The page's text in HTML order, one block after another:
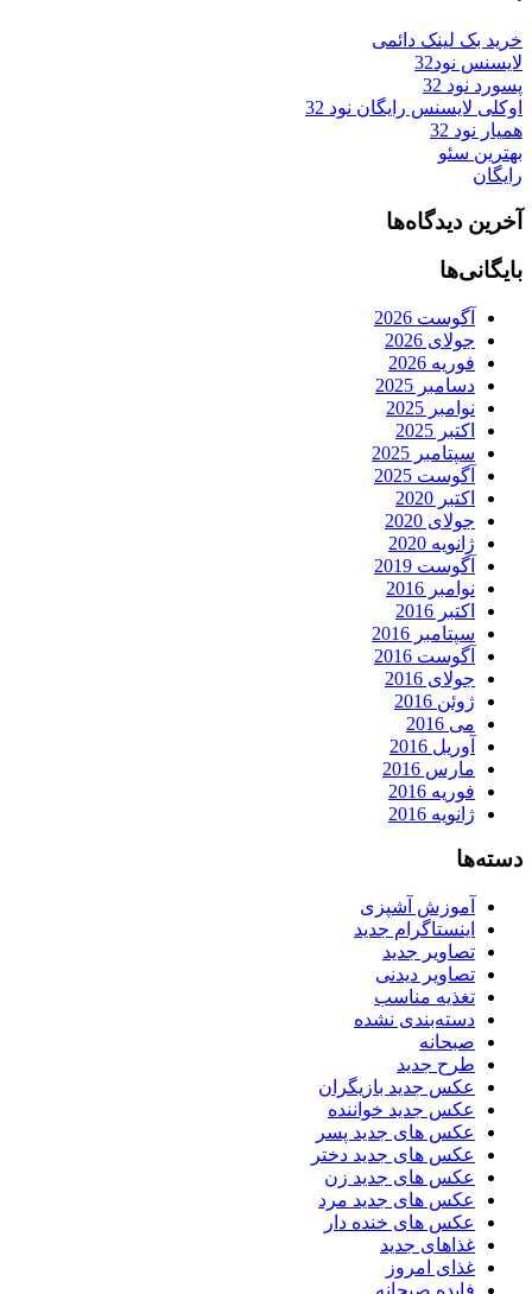
خرید بک لینک دائمی
لایسنس نود32
پسورد نود 32
اوکلی لایسنس رایگان نود 32
همیار نود 32
بهترین سئو
رایگان
آخرین دیدگاه‌ها
بایگانی‌ها
آگوست 2026
جولای 2026
فوریه 2026
دسامبر 2025
نوامبر 2025
اکتبر 2025
سپتامبر 2025
آگوست 2025
اکتبر 2020
جولای 2020
ژانویه 2020
آگوست 2019
نوامبر 2016
اکتبر 2016
سپتامبر 2016
آگوست 2016
جولای 2016
ژوئن 2016
می 2016
آوریل 2016
مارس 2016
فوریه 2016
ژانویه 2016
دسته‌ها
آموزش آشپزی
اینستاگرام جدید
تصاویر جدید
تصاویر دیدنی
تغذیه مناسب
دسته‌بندی نشده
صبحانه
طرح جدید
عکس جدید بازیگران
عکس جدید خواننده
عکس های جدید پسر
عکس های جدید دختر
عکس های جدید زن
عکس های جدید مرد
عکس های خنده دار
غذاهای جدید
غذای امروز
فایده صبحانه